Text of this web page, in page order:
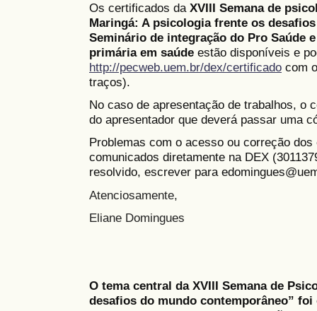
Os certificados da XVIII Semana de
Maringá: A psicologia frente os
Seminário de integração do Pro Saúde
primária em saúde estão disponíveis e
http://pecweb.uem.br/dex/certificado com
traços).
No caso de apresentação de trabalhos, o
do apresentador que deverá passar uma
Problemas com o acesso ou correção
comunicados diretamente na DEX
resolvido, escrever para
Atenciosamente,
Eliane Domingues
O tema central da XVIII Semana de
desafios do mundo contemporâneo”